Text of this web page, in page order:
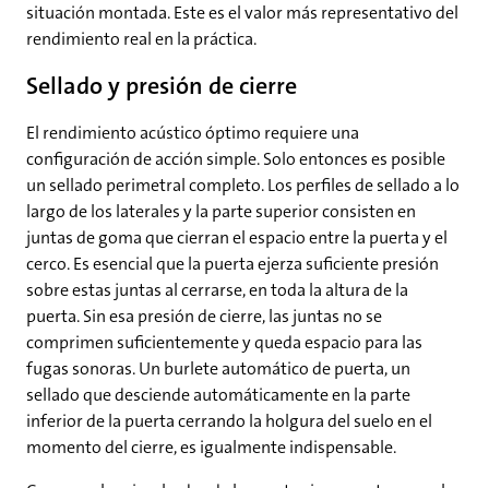
situación montada. Este es el valor más representativo del
rendimiento real en la práctica.
Sellado y presión de cierre
El rendimiento acústico óptimo requiere una
configuración de acción simple. Solo entonces es posible
un sellado perimetral completo. Los perfiles de sellado a lo
largo de los laterales y la parte superior consisten en
juntas de goma que cierran el espacio entre la puerta y el
cerco. Es esencial que la puerta ejerza suficiente presión
sobre estas juntas al cerrarse, en toda la altura de la
puerta. Sin esa presión de cierre, las juntas no se
comprimen suficientemente y queda espacio para las
fugas sonoras. Un burlete automático de puerta, un
sellado que desciende automáticamente en la parte
inferior de la puerta cerrando la holgura del suelo en el
momento del cierre, es igualmente indispensable.